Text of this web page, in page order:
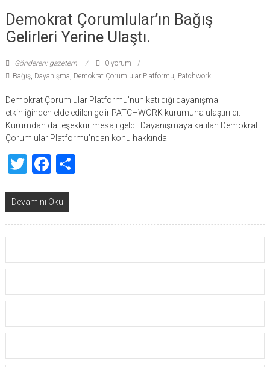
Demokrat Çorumlular’ın Bağış
Gelirleri Yerine Ulaştı.
Gönderen: gazetem
0 yorum
Bağış, Dayanışma, Demokrat Çorumlular Platformu, Patchwork
Demokrat Çorumlular Platformu’nun katıldığı dayanışma
etkinliğinden elde edilen gelir PATCHWORK kurumuna ulaştırıldı.
Kurumdan da teşekkür mesajı geldi. Dayanışmaya katılan Demokrat
Çorumlular Platformu’ndan konu hakkında
TwitterFacebook
Share
Devamını Oku